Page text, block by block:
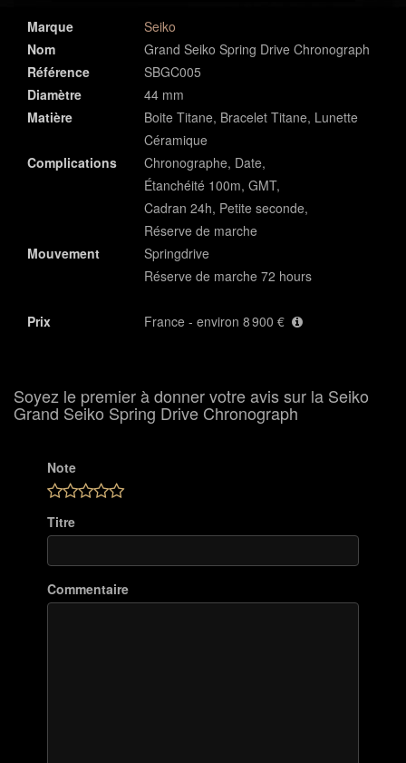
Marque
Seiko
Nom
Grand Seiko Spring Drive Chronograph
Référence
SBGC005
Diamètre
44 mm
Matière
Boite Titane, Bracelet Titane, Lunette
Céramique
Complications
Chronographe, Date,
Étanchéité 100m, GMT,
Cadran 24h, Petite seconde,
Réserve de marche
Mouvement
Springdrive
Réserve de marche 72 hours
Prix France - environ 8 900 €
Soyez le premier à donner votre avis sur la Seiko
Grand Seiko Spring Drive Chronograph
Note
Titre
Commentaire